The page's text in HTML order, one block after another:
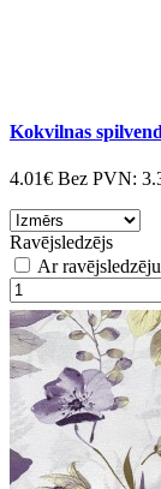
Kokvilnas
4.01€ Bez PVN:
Ravējsledzējs
Ar ravējsledzēju